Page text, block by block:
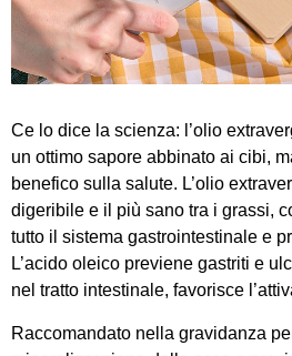
Ce lo dice la scienza: l’olio
un ottimo sapore abbinato ai cibi,
benefico sulla salute. L’olio
digeribile e il più sano tra i grassi,
tutto il sistema gastrointestinale e
L’acido oleico previene gastriti e
nel tratto intestinale, favorisce
Raccomandato nella gravidanza